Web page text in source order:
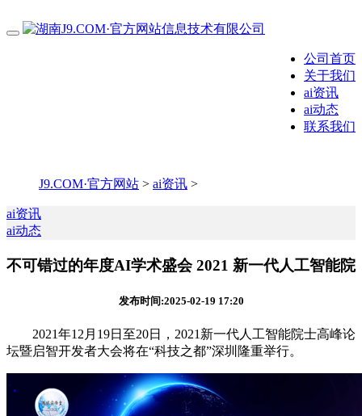
公司首页
关于我们
ai资讯
ai动态
联系我们
J9.COM·官方网站 > ai资讯 >
ai资讯
ai动态
不可错过的年度AI学术盛会 2021 新一代人工智能院
发布时间:2025-02-19 17:20
2021年12月19日至20日，2021新一代人工智能院士高峰论
坛暨启智开发者大会将在“科技之都”深圳隆重举行。